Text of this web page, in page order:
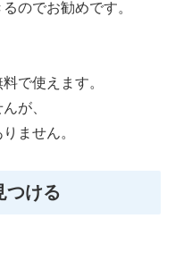
のでお勧めです。
で使えます。
が、
ません。
つける